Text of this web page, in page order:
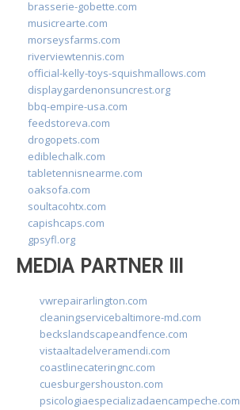
brasserie-gobette.com
musicrearte.com
morseysfarms.com
riverviewtennis.com
official-kelly-toys-squishmallows.com
displaygardenonsuncrest.org
bbq-empire-usa.com
feedstoreva.com
drogopets.com
ediblechalk.com
tabletennisnearme.com
oaksofa.com
soultacohtx.com
capishcaps.com
gpsyfl.org
MEDIA PARTNER III
vwrepairarlington.com
cleaningservicebaltimore-md.com
beckslandscapeandfence.com
vistaaltadelveramendi.com
coastlinecateringnc.com
cuesburgershouston.com
psicologiaespecializadaencampeche.com